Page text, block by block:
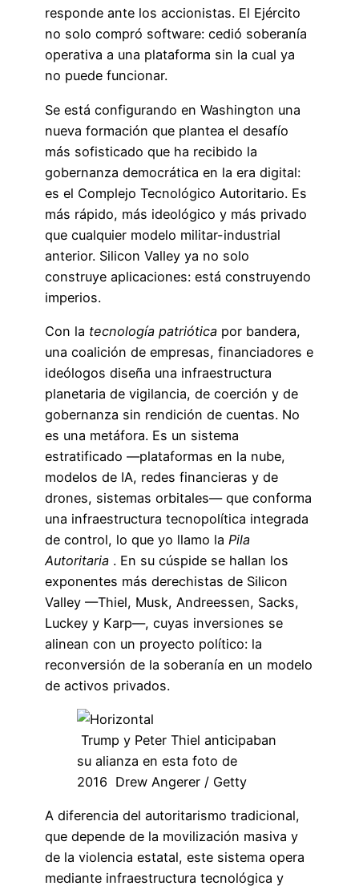
responde ante los accionistas. El Ejército
no solo compró software: cedió soberanía
operativa a una plataforma sin la cual ya
no puede funcionar.
Se está configurando en Washington una
nueva formación que plantea el desafío
más sofisticado que ha recibido la
gobernanza democrática en la era digital:
es el Complejo Tecnológico Autoritario. Es
más rápido, más ideológico y más privado
que cualquier modelo militar-industrial
anterior. Silicon Valley ya no solo
construye aplicaciones: está construyendo
imperios.
Con la tecnología patriótica por bandera,
una coalición de empresas, financiadores e
ideólogos diseña una infraestructura
planetaria de vigilancia, de coerción y de
gobernanza sin rendición de cuentas. No
es una metáfora. Es un sistema
estratificado —plataformas en la nube,
modelos de IA, redes financieras y de
drones, sistemas orbitales— que conforma
una infraestructura tecnopolítica integrada
de control, lo que yo llamo la Pila
Autoritaria . En su cúspide se hallan los
exponentes más derechistas de Silicon
Valley —Thiel, Musk, Andreessen, Sacks,
Luckey y Karp—, cuyas inversiones se
alinean con un proyecto político: la
reconversión de la soberanía en un modelo
de activos privados.
Trump y Peter Thiel anticipaban
su alianza en esta foto de
2016 Drew Angerer / Getty
A diferencia del autoritarismo tradicional,
que depende de la movilización masiva y
de la violencia estatal, este sistema opera
mediante infraestructura tecnológica y